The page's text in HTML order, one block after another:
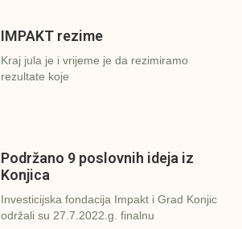
IMPAKT rezime
Kraj jula je i vrijeme je da rezimiramo
rezultate koje
Podržano 9 poslovnih ideja iz
Konjica
Investicijska fondacija Impakt i Grad Konjic
održali su 27.7.2022.g. finalnu